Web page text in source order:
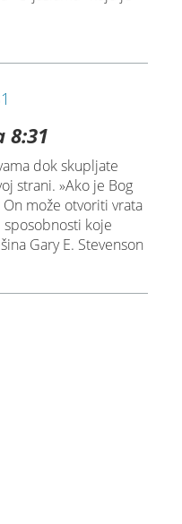
8:31
dok skupljate
strani. »Ako je Bog
može otvoriti vrata
koje
Gary E. Stevenson